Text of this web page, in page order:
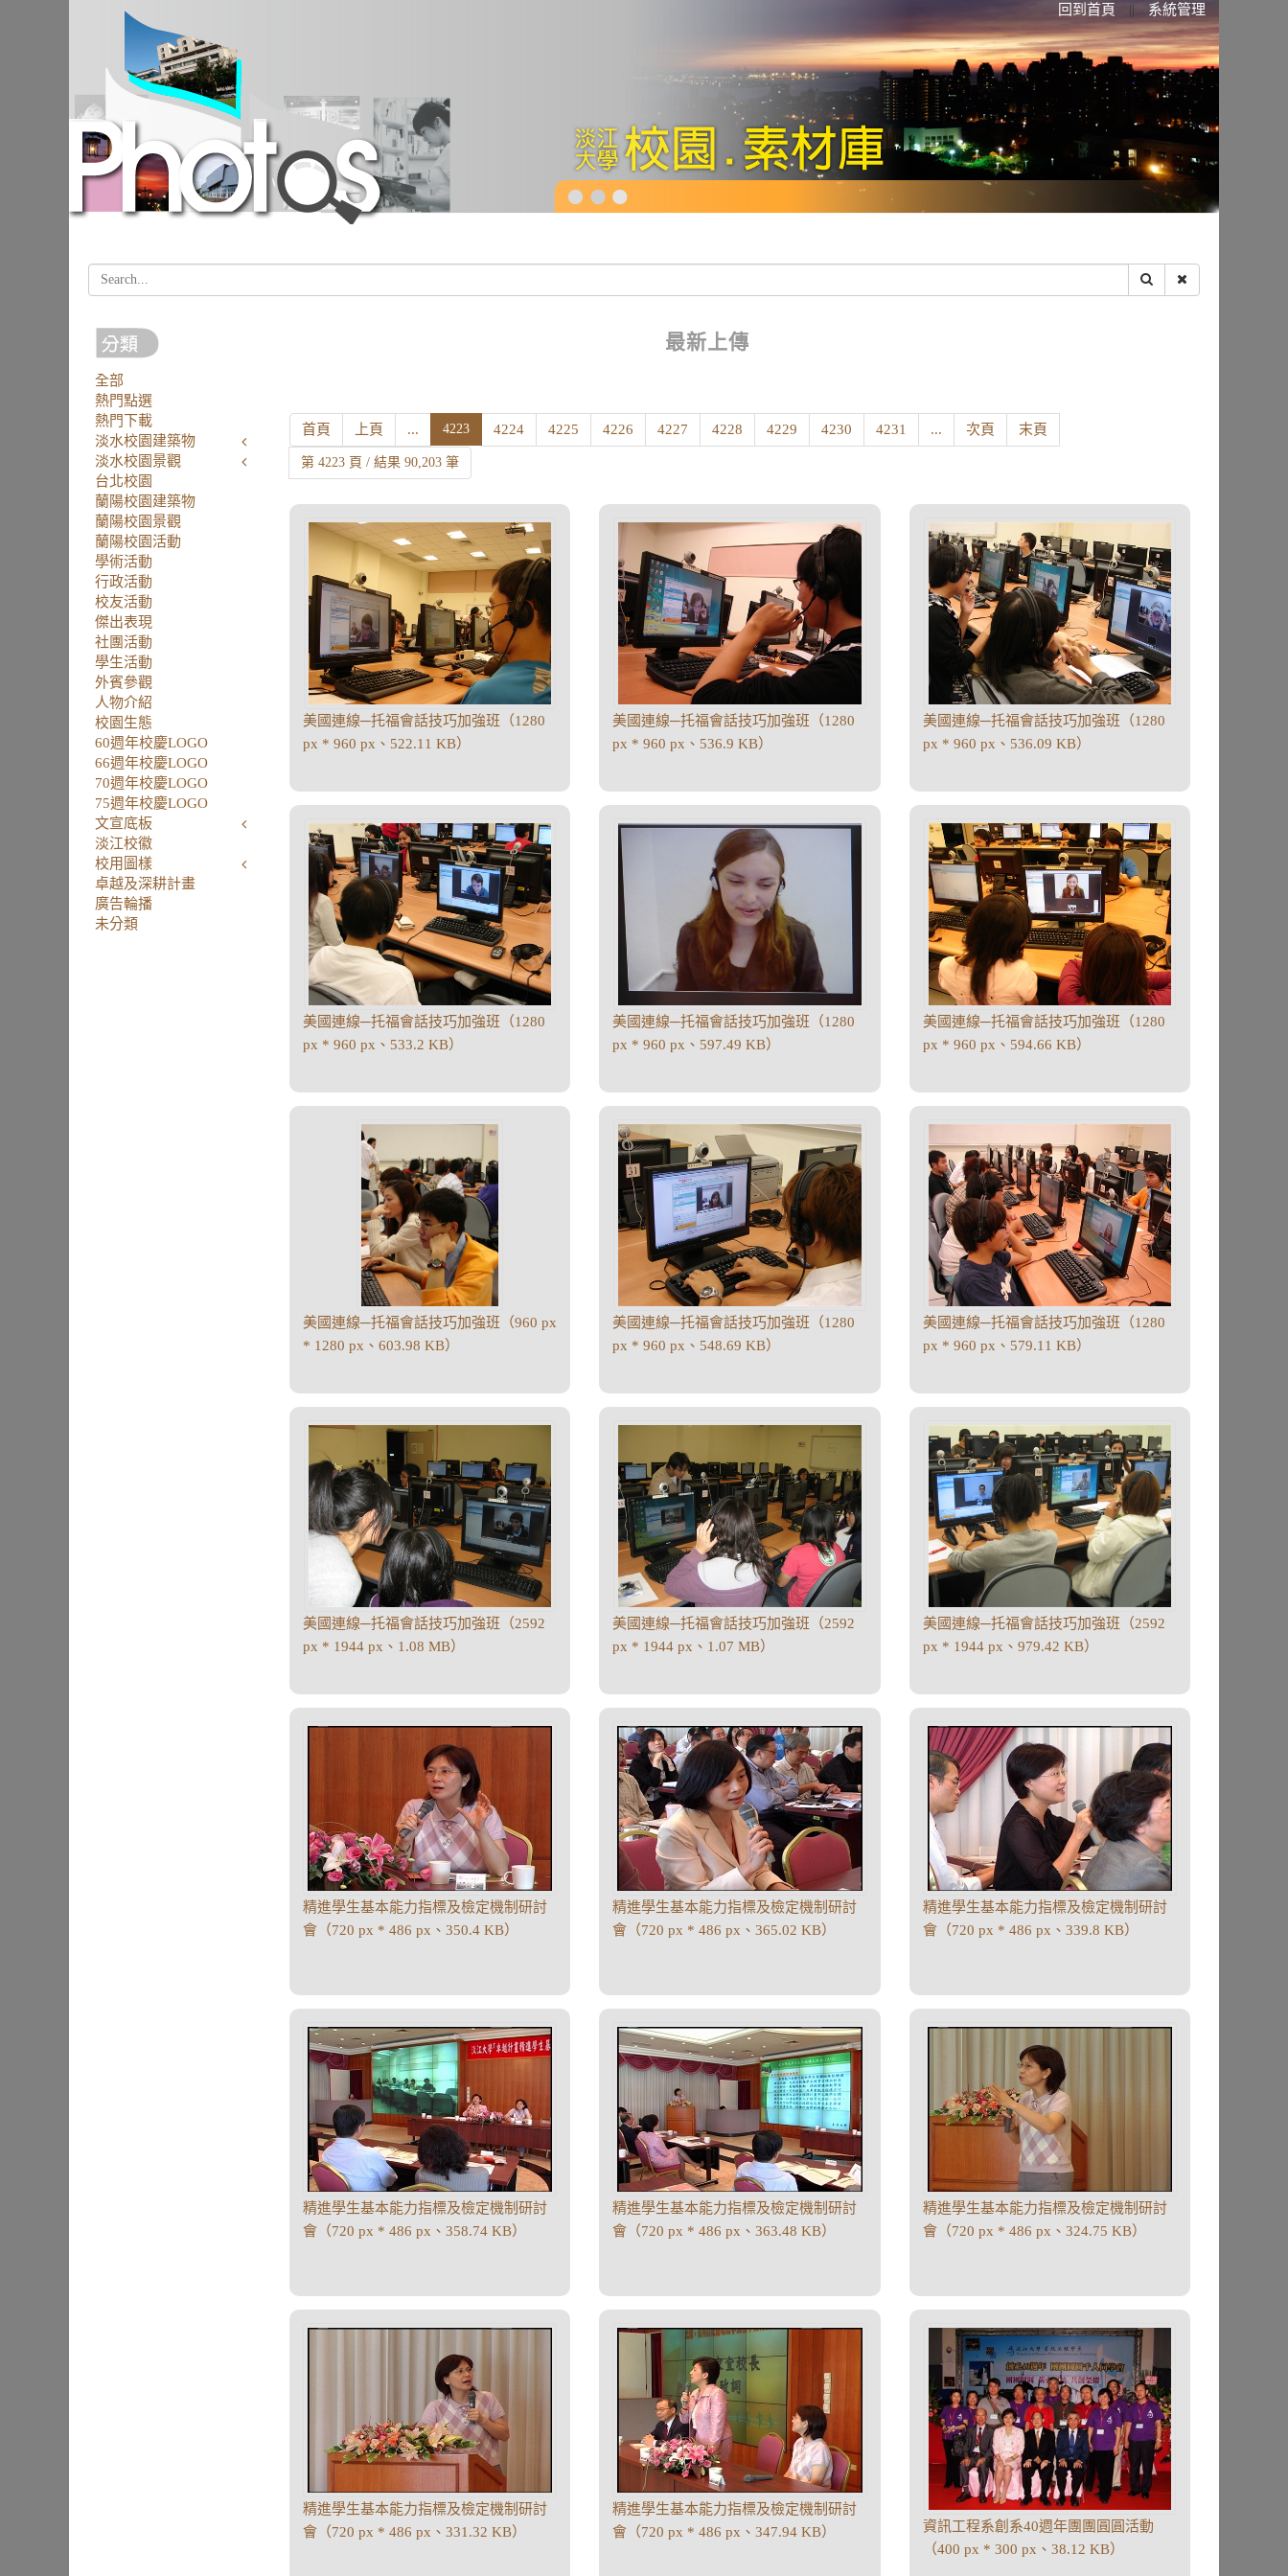
回到首頁 系統管理
全部
熱門點選
熱門下載
淡水校園建築物
淡水校園景觀
台北校園
蘭陽校園建築物
蘭陽校園景觀
蘭陽校園活動
學術活動
行政活動
校友活動
傑出表現
社團活動
學生活動
外賓參觀
人物介紹
校園生態
60週年校慶LOGO
66週年校慶LOGO
70週年校慶LOGO
75週年校慶LOGO
文宣底板
淡江校徽
校用圖樣
卓越及深耕計畫
廣告輪播
未分類
最新上傳
首頁 上頁 ... 4223(current)
4224 4225 4226 4227 4228 4229 4230 4231 ... 次頁 末頁
第 4223 頁 / 結果 90,203 筆
美國連線─托福會話技巧加強班（1280
px * 960 px、522.11 KB）
美國連線─托福會話技巧加強班（1280
px * 960 px、536.9 KB）
美國連線─托福會話技巧加強班（1280
px * 960 px、536.09 KB）
美國連線─托福會話技巧加強班（1280
px * 960 px、533.2 KB）
美國連線─托福會話技巧加強班（1280
px * 960 px、597.49 KB）
美國連線─托福會話技巧加強班（1280
px * 960 px、594.66 KB）
美國連線─托福會話技巧加強班（960 px
* 1280 px、603.98 KB）
美國連線─托福會話技巧加強班（1280
px * 960 px、548.69 KB）
美國連線─托福會話技巧加強班（1280
px * 960 px、579.11 KB）
美國連線─托福會話技巧加強班（2592
px * 1944 px、1.08 MB）
美國連線─托福會話技巧加強班（2592
px * 1944 px、1.07 MB）
美國連線─托福會話技巧加強班（2592
px * 1944 px、979.42 KB）
精進學生基本能力指標及檢定機制研討
會（720 px * 486 px、350.4 KB）
精進學生基本能力指標及檢定機制研討
會（720 px * 486 px、365.02 KB）
精進學生基本能力指標及檢定機制研討
會（720 px * 486 px、339.8 KB）
精進學生基本能力指標及檢定機制研討
會（720 px * 486 px、358.74 KB）
精進學生基本能力指標及檢定機制研討
會（720 px * 486 px、363.48 KB）
精進學生基本能力指標及檢定機制研討
會（720 px * 486 px、324.75 KB）
精進學生基本能力指標及檢定機制研討
會（720 px * 486 px、331.32 KB）
精進學生基本能力指標及檢定機制研討
會（720 px * 486 px、347.94 KB）
資訊工程系創系40週年團團圓圓活動
（400 px * 300 px、38.12 KB）